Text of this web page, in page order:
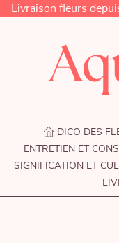
Livraison fleurs
DICO DES
ENTRETIEN ET
SIGNIFICATION ET